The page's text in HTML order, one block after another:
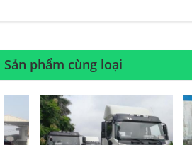
Sản phẩm cùng loại